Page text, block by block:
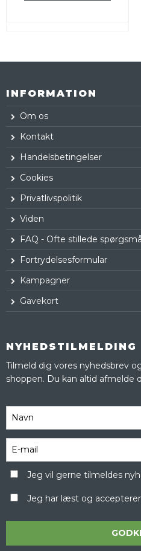
INFORMATION
Om os
Kontakt
Handelsbetingelser
Cookies
Privatlivspolitik
Viden
FAQ - Ofte stillede
Fortrydelsesformular
Kampagner
Gavekort
NYHEDSTILMELDING
Tilmeld dig vores nyhedsbrev
shoppen. Du kan altid afmelde
Jeg vil gerne tilmeldes
Jeg har læst og accepterer